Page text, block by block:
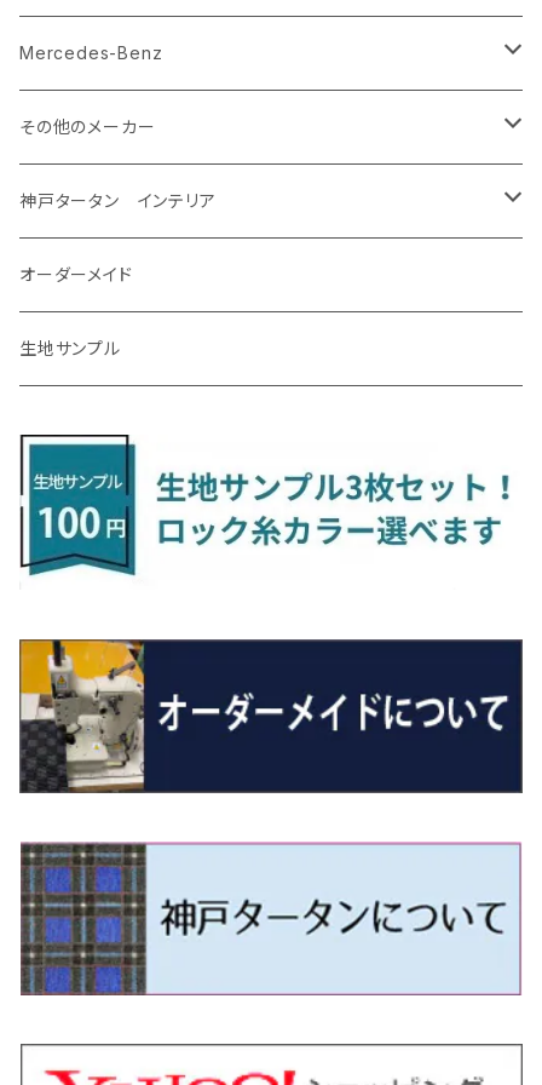
クラウンスポーツ
クラウン・マジェスタ
グランエース
コペン
サイ（ＳＡＩ）
H24/4～ 50系後期/160系
シエンタ
H15/9～ 6・7人乗
スープラ
H24/7～R2/12 140系
センチュリー
H9/4～R5/9 50/60系
タウンエース・トラック
H20/2～ 400系
タウンエース・バン
H20/2～ 400系
タンク
H28/11～R2/9 M900A・M910A
H26/1～R4/1 80系
ハイエースバン／レジアスエースバン
マーチ
モコ
ラティオ
ラフェスタ
リーフ
H29/10～R7/10 ZE1
R2/3～ B40系/BB系
ジェイド
シビック
シビック タイプアール
シャトル
スーパーONE
H27/4～R4/5 RP1/2/3/4/5
R4/5～ RP6/7/8
ストリーム
H18/7~H26/5 7人乗 RN6/7/8/9
H24/4~H26/5 6人乗 RN6/7/8/9
バモス
H15/4～Ｈ30/5 HM3・HM4
フィット/フィットハイブリッド
H25/9～R2/2 GK/GP系
R2/2～ GR/GS系
フリード/フリードハイブリッド
H23/10～H28/9 GB3/4・GP3
H28/9～R6/6 GB5/6/7/8
R6/6～ 5人乗 GT2/4/6/8
フリードスパイク/フリードスパイクHV
H22/7～H28/9 GB3/4
フリード+（プラス）/+ハイブリッド
H28/9～R6/6 GB5/6/7/8
R7/9～ BF1
レジェンド
H12/5～H28/8 20/30系
H31/4～R7/12 50系
アイシス
H24/6～H29/12 10系
アクア
H23/12～R3/7 NHP10
R3/7～ MXPK系
アベンシス
H23/9～H30/4 270系
アリオン
H23/10～R3/3 260系
アルファード/ヴェルファイアＨＶ
H27/1～R5/6 30系
R5/6～ 40系
H24/4～29/10 20系
ヴィッツ
H22/12～R2/3 130系
ヴォクシー
H26/1～R4/1 80系
R4/1～ 90系
エスクァイア
H26/10～R3/12 80系
エスティマ
H18/1～H24/5（前期）
H24/5～R1/10（後期）
エスティマ・ハイブリッド
H18/6～H24/5（前期）
H24/5～R1/10（後期）
オーリス
H24/8～H30/3 180系
カムリ
R5/12〜 4人乗 TAWH15W
R6/5～ 6人乗 TAWH15W
ＬＳ４６０
H18/9～H29/10
ＬＳ６００ｈ
H19/5～H29/10
ＬＳ５００/ＬＳ５００ｈ
H29/10～
ＬＸ
H27/9～R3/10 URJ201W
ＮＸ
R3/11～ 20系
H26/10～
ＲＸ
H27/10～R4/7 20系5人乗
H29/12～R4/7 20系7人乗
R4/11～ 10系
ＵＸ
H30/11～
H25/12～R4/7 T32
R4/7～ T33
エルグランド
H22/8～R8/7 E52
R8/7～ E53
オーラ
R3/8～ E13
ＮＶ３５０キャラバン
H24/6～ E26 3人乗
H24/6～ E26 5・6人乗
キューブ
H14/10～R2/3 Z11・Z12
キックス
R2/6~R8/6 15系(e-POWER)
R8/6～ 16系
H11/6～H16/10 Y34
サクラ
R4/5～ B6AW
シーマ
H13/1～R4/8 F50・Y51
シルビア
H3/1～H11/1 S13・S14
H11/1～H14/11 S15
シルフィ
H24/12～R3/10 TB17
ジューク
H22/6～R2/6 F15
スカイライン
H13/6～H18/11 V35
H26/2～ V37
スカイライン・クロスオーバー
H27/4～H30/3 YAM
クロストレック
R4/9～ GU系
サンバーバン/ディアス
H11/2～H24/2 TV系
H24/4～R4/1 S3系
サンバートラック
H24/2～H26/9 S200系
H26/9～ S500系
シフォン
H28/12～R1/7 LA600/610
ジャスティ
H23/5～ LA100系
ソルテラ
R4/5~ XEAM10X・YEAM15X
ディアスワゴン
H21/9～R2/4 S300系
トレジア
H22/11～H28/3 120系
フォレスター
H14/2～ SG/SH/SJ/SK系
プレオ
H22/4～H30/3 L275/285
プレオプラス
H24/12～H29/5 LA300/310
レヴォーグ
R4/9～ KH系
ＭＡＺＤＡ２
R1/9～ DJ系
ＭＡＺＤＡ３
R1/5～ BP系
ＭＡＺＤＡ６
R1/8～ GJ系
ＭＸ－３０
R2/10～ DREJ3P
アクセラ/アクセラ・スポーツ
H24/11～R1/8 GJ系
キャロル
H27/1～ HB36/37/97S
キャロルエコ
H24/11～H27/1 HB35S
スクラム
H17/9～ DG64/DG17
スクラムトラック
H25/9～ DG16T
デミオ
H19/7～R1/7 DE/DJ系
ビアンテ
H20/7～30/3 CC系
ファミリア バン
H30/6～ 160系
H27/9～R5/6 LA250/260S
グランマックスカーゴ
R2/9～ S403/413V
グランマックストラック
R2/9～ S403/413P
コペン
H14/6～ L880/LA400K
タフト
R2/6～ LA900/910S
タント
R1/7～ LA650/660
H28/11～ M900系
ハイゼット・キャディー
H28/6～R3/9 LA700V
ハイゼット・カーゴ
H16/12～ S300/S700系
ハイゼット・トラック
H11/1～ S200/S500系
ブーン
H28/4～R5/12 M700系
ミラ
H18/12～ L275/285
ミラ・イース
H23/9～ LA300系
ミラ・ココア
H26/12～R3/12 HA36
R3/12～ HA37/97S
アルトラパン/アルトラパンショコラ
H20/11～ HE22/33S
アルトラパンLC
R4/6～ HE33S
イグニス
H28/2～ FF21S
エスクード
H17/5～H27/10 TA/TD系
エブリィ
H13/9～ DA系
クロスビー(XBEE)
H29/12～R7/10 MN71S
ジムニー
H3/6～ JA/JB系
ジムニーノマド
R7/4～ JC74W
ジムニーワイド/ジムニーシエラ
H10/1～H14/1 JB33/43W
H14/1～ JB43/74W
スイフト/スイフトスポーツ
H22/9～ スイフト
H23/12～
スペーシア/スペーシアカスタム/スペーシアギア
H25/3～R5/11
R5/11～ MK54S・MK94S
スペーシアベース
H26/2～ B11A/B30系/BA系
ｅｋスペースカスタム/ｅｋクロススペース
H26/2～ B11A/B30系
ｅｋワゴン
H25/6～ B11W/B30系
ｅｋカスタム/ｅｋクロス
H25/6～H31/3 ｅｋカスタム
H31/3～ ｅｋクロス
ekクロスEV
R4/6～ B5AW
アイミーブ
H24/10～R2/12 GF系
アウトランダーＰＨＥＶ
H25/1～ GG/GN系 5人乗
エクリプスクロス/エクリプスクロスPHEV
H30/3～ GK/GL系
タウンボックス
H26/2～ DS17/64W
ディグニティ
H24/7～H29/1 BHGY51
デリカＤ：２
H23/3～ MB系
デリカＤ：３
H23/10～H31/4 BM20 7人乗
デリカＤ：５
H23/12～28/8 RM1/4
H30/8～R4/12 RW1/2・RT5/6 5人乗り
CR-Z
H22/2～29/1 ZF1・ZF2
NBOX/NBOXカスタム
H23/12～H29/9 JF1/2
H29/9～R5/10 JF3/4
NBOXプラス/NBOXプラスカスタム
H24/7～H29/8 JF1/2
NBOXスラッシュ
H26/12～R2/2 JF1/2
NBOXジョイ
H24/11～R2/3 JG1・JG2
R2/11～ JG3・JG4
N-ONE e:
R7/9~ JG5
N-VAN
H30/7～ JJ1・JJ2
N-VAN e:
R6/10~ JJ3
N‐WGN/N‐WGNカスタム
H25/11～ JH1・JH2・JH3・JH4
S660
H27/4～R3/12 JW5
WR-V
R6/3～ DG5
ZR-V
アップ
H24/10～R3/3 AA系
アルテオン
H29/10～ ３HD系
ゴルフ
H25/4～R3/4 AU系
R3/6～ CDD系
H16/4～28/1 １T系 トゥラン
シャラン
H23/2～ 7N系
Tクロス
R2/7～ A1D系
ティグアン
H20/9～H29/1 5NC系
トゥアレグ
H15/9～H30/4 7L/7P系
パサート
H23/5～H27/7 3CCAX
H27/7～ 3CC/3CD系
ザ・ビートル
H24/4～R3/4 16C系
ポロ
H21/10～H30/3 6RC系
H30/3～ AW系
Mercedes-Benz
Ａクラス
H24/11～30/10
H30/10～
Ｂクラス
H24/4～R1/6
Ｃクラス
H26/7～R4/2
ＣＬＡクラス
H27/6～R1/8
ＣＬＳクラス
H30/6～
Ｅクラス
H28/7～
ＧＬＡクラス
H26/5～R2/6
ＧＬＥクラス
R1/6～
Ｓクラス
H25/10～R3/10
Ｖクラス
H27/4～
その他のメーカー
MINI
MINIクロスオーバー
神戸タータン インテリア
ラグマット
ラグマットセカンド（L）
ラグマットミニ（S）
オーダーメイド
生地サンプル